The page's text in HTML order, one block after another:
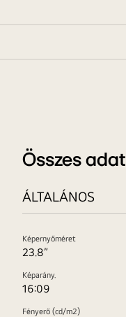
Összes adat
ÁLTALÁNOS
Képernyőméret
23.8”
Képarány.
16:09
Fényerő (cd/m2)